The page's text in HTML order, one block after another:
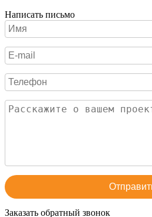
Написать письмо
Заказать обратный звонок